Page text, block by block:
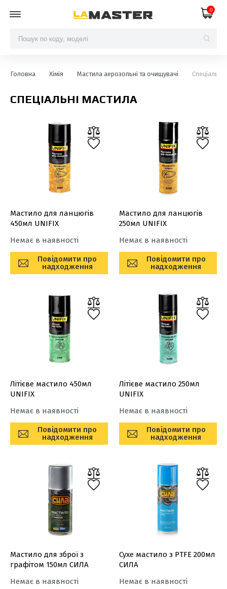
0
Головна Хімія Мастила аерозольні та очищувачі Спеціальні
СПЕЦІАЛЬНІ МАСТИЛА
Мастило для ланцюгів
450мл UNIFIX
Немає в наявності
Повідомити про
надходження
Мастило для ланцюгів
250мл UNIFIX
Немає в наявності
Повідомити про
надходження
Літієве мастило 450мл
UNIFIX
Немає в наявності
Повідомити про
надходження
Літієве мастило 250мл
UNIFIX
Немає в наявності
Повідомити про
надходження
Мастило для зброї з
графітом 150мл СИЛА
Немає в наявності
Сухе мастило з PTFE 200мл
СИЛА
Немає в наявності